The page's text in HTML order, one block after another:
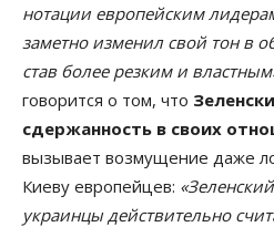
нотации европейским
заметно изменил свой тон в
став более резким и
говорится о том, что
сдержанность в своих
вызывает возмущение даже
Киеву европейцев:
украинцы действительно